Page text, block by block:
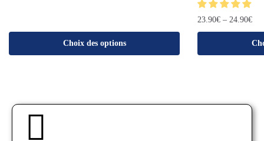
Choix des options
23.90€ – 24.90€